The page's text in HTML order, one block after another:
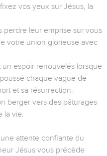
vos yeux sur Jésus, la
perdre leur emprise sur vous
votre union glorieuse avec
espoir renouvelés lorsque
chaque vague de
et sa résurrection.
berger vers des pâturages
la vie.
attente confiante du
Jésus vous précède